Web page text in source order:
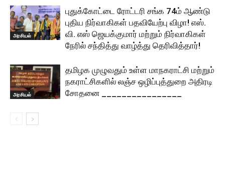
அரசியல்
புதுக்கோட்டை ரோட்டரி சங்க 74ம் ஆண்டு
புதிய நிர்வாகிகள் பதவியேற்பு விழா! எஸ்.
வி. எஸ் ஜெயக்குமார் மற்றும் நிர்வாகிகள்
நேரில் சந்தித்து வாழ்த்து தெரிவித்தார்!
அரசியல்
தமிழக முழுவதும் உள்ள மாநகராட்சி மற்றும்
நகராட்சிகளில் லஞ்ச ஒழிப்புத்துறை அதிரடி
சோதனை ________________